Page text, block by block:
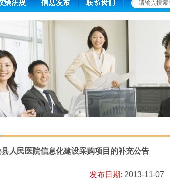
县人民医院信息化建设采购项目的补充公告
发布日期: 2013-11-07